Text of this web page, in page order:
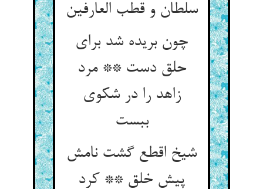
سلطان و قطب العارفین
چون بریده شد برای
حلق دست ** مرد
زاهد را در شکوی
ببست
شیخ اقطع گشت نامش
پیش خلق ** کرد